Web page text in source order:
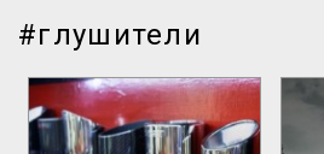
#глушители